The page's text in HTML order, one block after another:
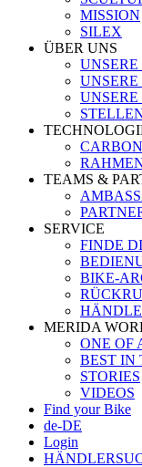
MISSION
SILEX
ÜBER UNS
UNSERE
TEAMS &
SERVICE
FINDE
BIKE-
MERIDA
ONE OF
BEST IN
STORIES
VIDEOS
Find your Bike
de-DE
Login